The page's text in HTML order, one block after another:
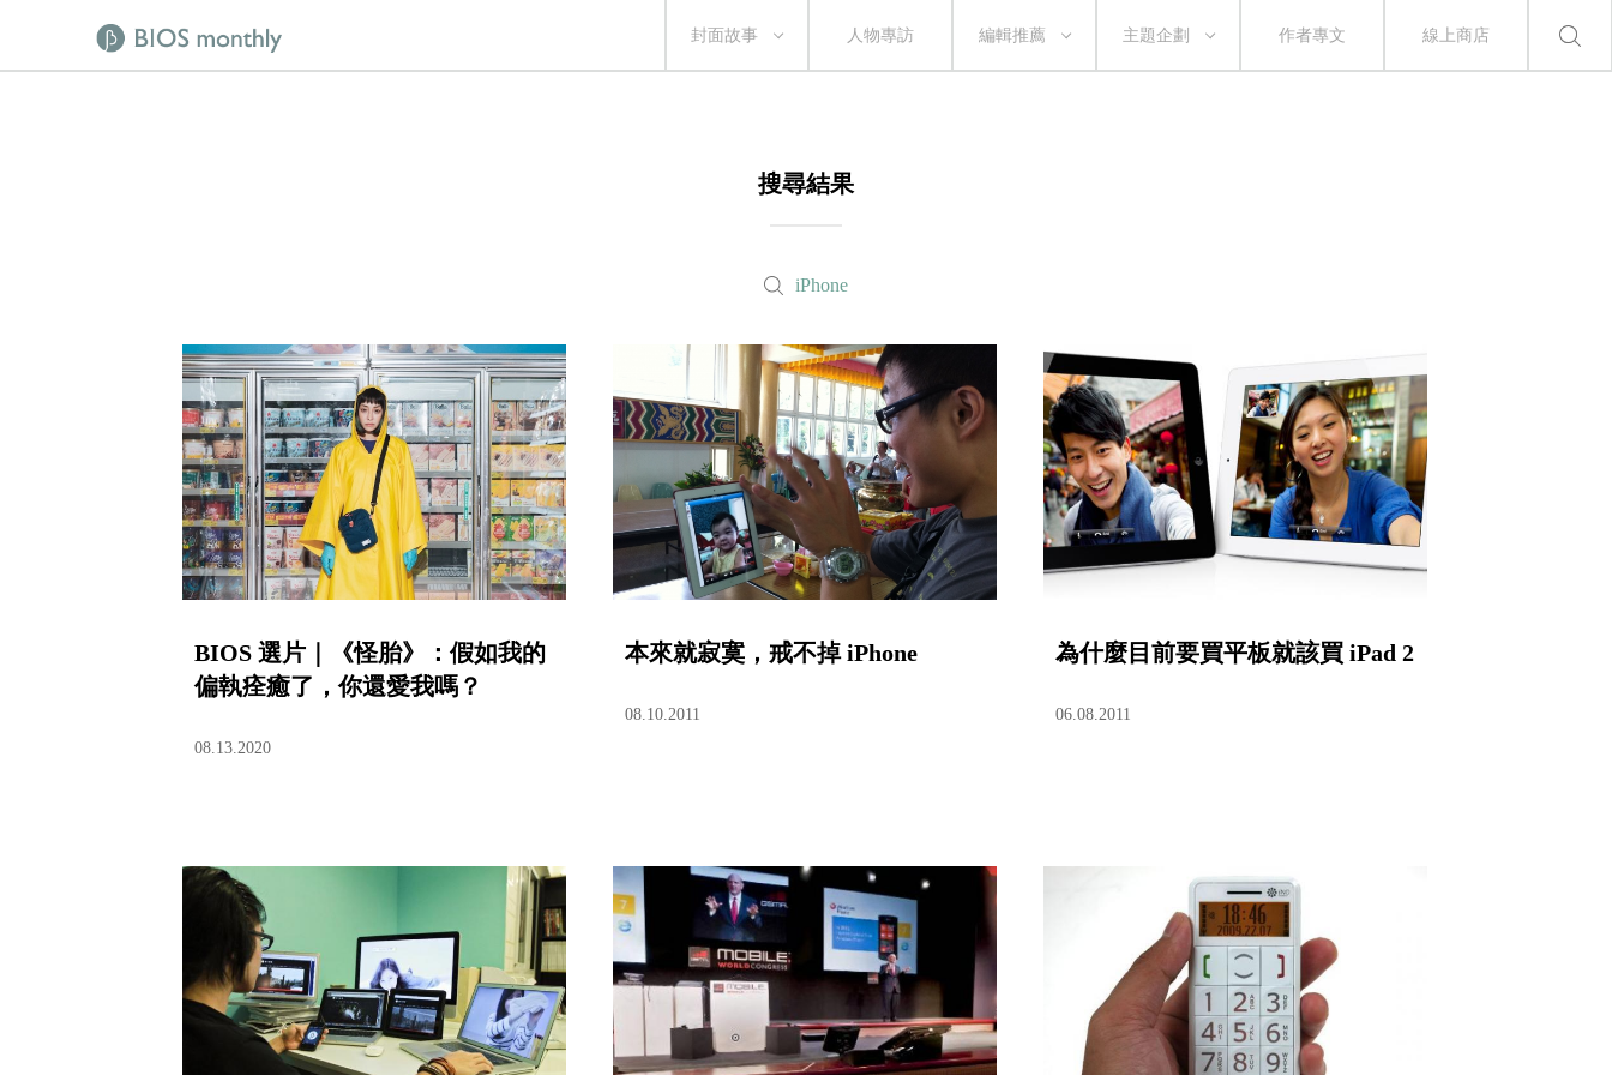
封面故事 人物專訪 編輯推薦 主題企劃 作者專文 線上商店
搜尋結果
iPhone
BIOS 選片｜《怪胎》：假如我的
偏執痊癒了，你還愛我嗎？
08.13.2020
本來就寂寞，戒不掉 iPhone
08.10.2011
為什麼目前要買平板就該買 iPad 2
06.08.2011